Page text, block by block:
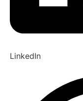
LinkedIn